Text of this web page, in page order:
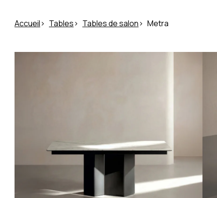
Accueil Tables Tables de salon Metra